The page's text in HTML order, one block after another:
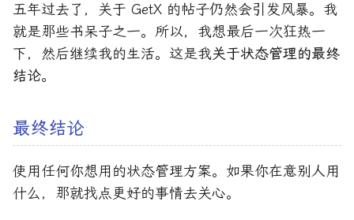
五年过去了，关于 GetX 的帖子仍然会引发风暴。我
就是那些书呆子之一。所以，我想最后一次狂热一
下，然后继续我的生活。这是我关于状态管理的最终
结论。
最终结论
使用任何你想用的状态管理方案。如果你在意别人用
什么，那就找点更好的事情去关心。